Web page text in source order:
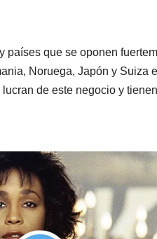
países que se oponen
Noruega, Japón y Suiza
de este negocio y